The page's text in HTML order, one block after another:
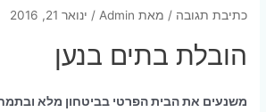
כתיבת תגובה / מאת Admin
/ ינואר 21, 2016
הובלת בתים בנען
משנעים את הבית הפרטי בביטחון מלא